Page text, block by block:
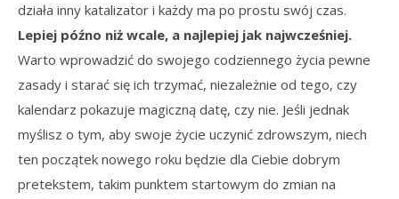
działa inny katalizator i każdy ma po prostu swój czas.
Lepiej późno niż wcale, a najlepiej jak najwcześniej.
Warto wprowadzić do swojego codziennego życia pewne
zasady i starać się ich trzymać, niezależnie od tego, czy
kalendarz pokazuje magiczną datę, czy nie. Jeśli jednak
myślisz o tym, aby swoje życie uczynić zdrowszym, niech
ten początek nowego roku będzie dla Ciebie dobrym
pretekstem, takim punktem startowym do zmian na